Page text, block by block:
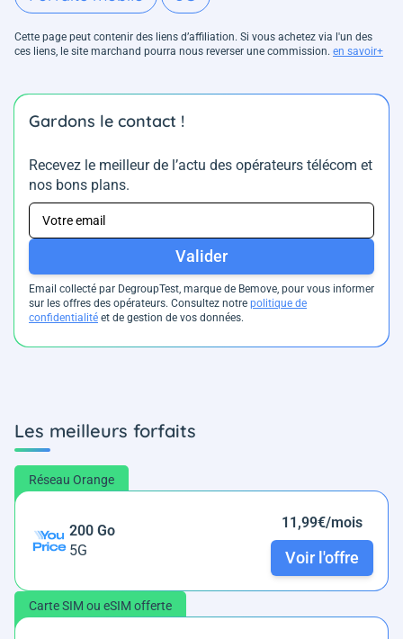
Cette page peut contenir des liens d’affiliation. Si vous achetez via l'un des
ces liens, le site marchand pourra nous reverser une commission. en savoir+
Gardons le contact !
Recevez le meilleur de l’actu des opérateurs télécom et
nos bons plans.
Valider
Email collecté par DegroupTest, marque de Bemove, pour vous informer
sur les offres des opérateurs. Consultez notre politique de
confidentialité et de gestion de vos données.
Les meilleurs forfaits
Réseau Orange
200 Go
5G
11,99€/mois
Voir l'offre
Carte SIM ou eSIM offerte